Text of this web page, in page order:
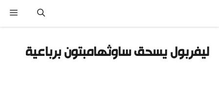
المحتوى
ليفربول يسحق ساوثهامبتون برباعية